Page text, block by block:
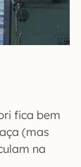
fica bem
(mas
na